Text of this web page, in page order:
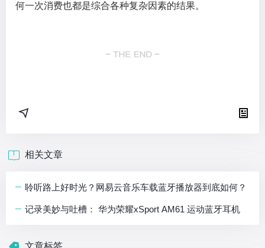
何一次消费也都是综合各种复杂因素的结果。
相关文章
聆听路上好时光？网易云音乐车载蓝牙播放器到底如何？
记录美妙与吐槽： 华为荣耀xSport AM61 运动蓝牙耳机
文章标签